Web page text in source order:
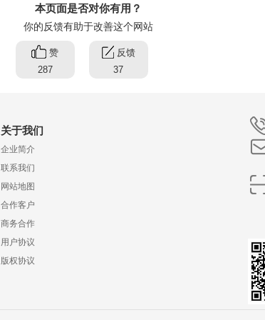
本页面是否对你有用？
你的反馈有助于改善这个网站
赞
287
反馈
37
关于我们
企业简介
联系我们
网站地图
合作客户
商务合作
用户协议
版权协议